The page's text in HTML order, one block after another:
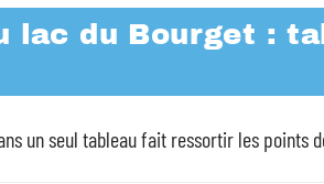
lac du Bourget :
un seul tableau fait ressortir les points